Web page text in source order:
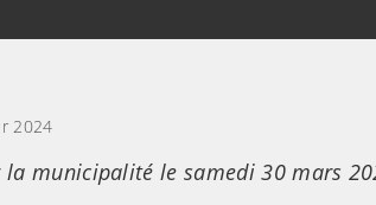
2024
la municipalité le samedi 30 mars